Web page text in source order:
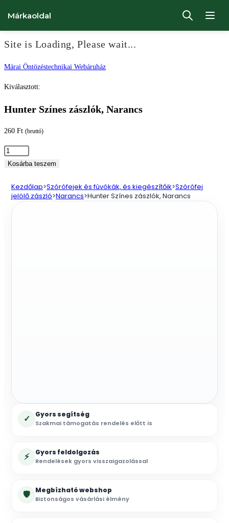
Site is Loading, Please wait...
Ugrás
Márai Öntözéstechnikai Webáruház
Márkaoldal
Kiválasztott:
Hunter Színes zászlók, Narancs
260 Ft (bruttó)
Hunter
Színes
Narancs
mennyiség
Kosárba teszem
Kezdőlap>Szórófejek és fúvókák, és kiegészítőik>Szórófej
jelölő zászló>Narancs>Hunter Színes zászlók, Narancs
✓ Gyors segítség
Szakmai támogatás rendelés előtt is
⚡ Gyors feldolgozás
Rendelések gyors visszaigazolással
🛡 Megbízható webshop
Biztonságos vásárlási élmény